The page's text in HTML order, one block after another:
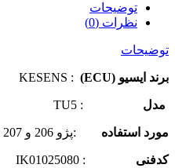
توضیحات
نظرات (0)
توضیحات
برند ایسیو (ECU) : KESENS
مدل : TU5
مورد استفاده :پژو 206 و 207
کدفنی : IK01025080